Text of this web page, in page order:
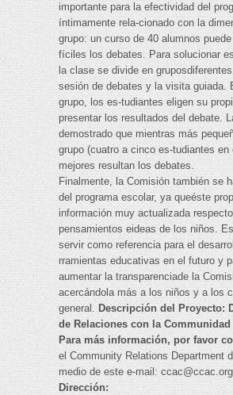
importante para la efectividad del
íntimamente rela-cionado con la
grupo: un curso de 40 alumnos
fíciles los debates. Para solucionar
la clase se divide en
sesión de debates y la visita guiada.
grupo, los es-tudiantes eligen su
presentar los resultados del debate.
demostrado que mientras más
grupo (cuatro a cinco es-tudiantes en
mejores resultan los debates.
Finalmente, la Comisión también se
del programa escolar, ya queéste
información muy actualizada
pensamientos eideas de los niños.
servir como referencia para el
rramientas educativas en el futuro y
aumentar la transparenciade la
acercándola más a los niños y a los
general.Descripción del Proyecto:
de Relaciones con la Communidad
Para más información, por favor
el Community Relations Department
medio de este e-mail:
Dirección: